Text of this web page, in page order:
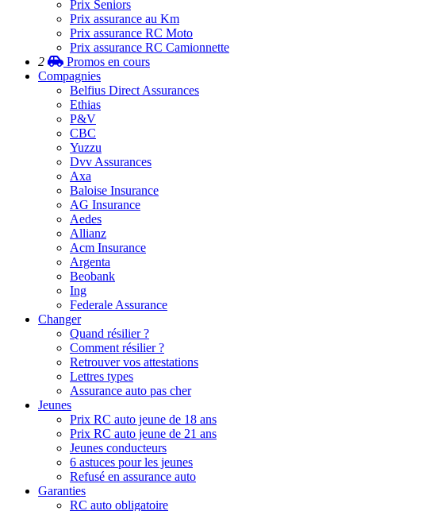
Prix Seniors
Prix assurance au Km
Prix assurance RC Moto
Prix assurance RC Camionnette
2
Promos en cours
Compagnies
Belfius Direct Assurances
Ethias
P&V
CBC
Yuzzu
Dvv Assurances
Axa
Baloise Insurance
AG Insurance
Aedes
Allianz
Acm Insurance
Argenta
Beobank
Ing
Federale Assurance
Changer
Quand résilier ?
Comment résilier ?
Retrouver vos attestations
Lettres types
Assurance auto pas cher
Jeunes
Prix RC auto jeune de 18 ans
Prix RC auto jeune de 21 ans
Jeunes conducteurs
6 astuces pour les jeunes
Refusé en assurance auto
Garanties
RC auto obligatoire